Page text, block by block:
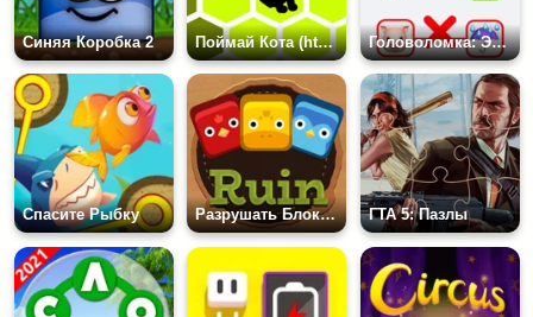
Синяя Коробка 2 Поймай Кота (html5) Головоломка: Эмоджи
Спасите Рыбку Разрушать Блоки: Головоломка ГТА 5: Пазлы